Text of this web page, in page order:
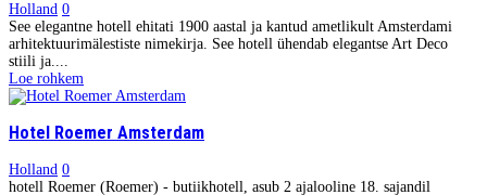
Holland 0
See elegantne hotell ehitati 1900 aastal ja kantud ametlikult Amsterdami
arhitektuurimälestiste nimekirja. See hotell ühendab elegantse Art Deco
stiili ja....
Loe rohkem
Hotel Roemer Amsterdam
Holland 0
hotell Roemer (Roemer) - butiikhotell, asub 2 ajalooline 18. sajandil